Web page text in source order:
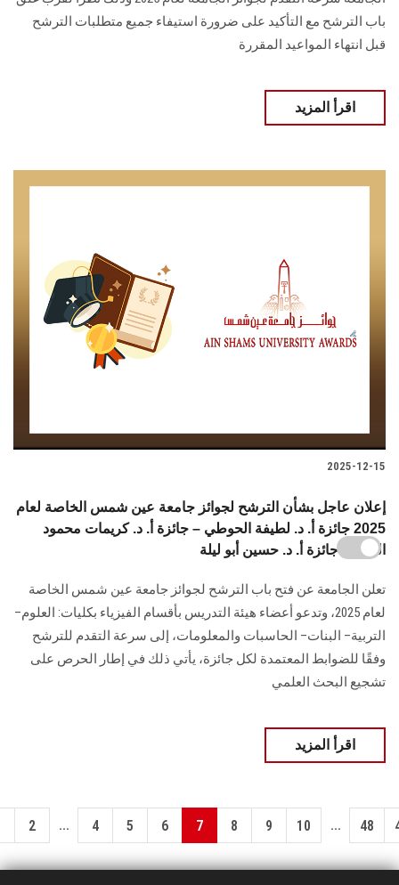
باب الترشح مع التأكيد على ضرورة استيفاء جميع متطلبات الترشح
قبل انتهاء المواعيد المقررة
اقرأ المزيد
2025-12-15
إعلان عاجل بشأن الترشح لجوائز جامعة عين شمس الخاصة لعام
2025 جائزة أ. د. لطيفة الحوطي – جائزة أ. د. كريمات محمود
السيد – جائزة أ. د. حسين أبو ليلة
تعلن الجامعة عن فتح باب الترشح لجوائز جامعة عين شمس الخاصة
لعام 2025، وتدعو أعضاء هيئة التدريس بأقسام الفيزياء بكليات: العلوم–
التربية– البنات– الحاسبات والمعلومات، إلى سرعة التقدم للترشح
وفقًا للضوابط المعتمدة لكل جائزة، يأتي ذلك في إطار الحرص على
تشجيع البحث العلمي
اقرأ المزيد
2 ... 4 5 6 7 8 9 10 ... 48